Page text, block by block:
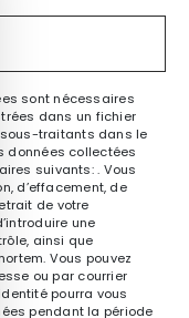
sont nécessaires
dans un fichier
sous-traitants dans le
données collectées
suivants: . Vous
d’effacement, de
de votre
une
ainsi que
Vous pouvez
ou par courrier
pourra vous
pendant la période